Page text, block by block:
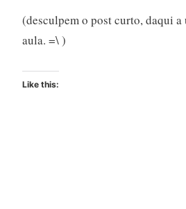
(desculpem o post curto, daqui a
aula. =\ )
Like this: